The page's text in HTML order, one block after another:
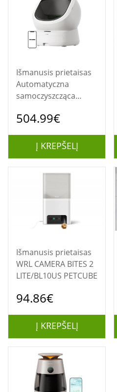
Išmanusis prietaisas
Automatyczna
samoczyszcząca
504.99€
Į KREPŠELĮ
Išmanusis prietaisas
WRL CAMERA BITES 2
LITE/BL10US PETCUBE
94.86€
Į KREPŠELĮ